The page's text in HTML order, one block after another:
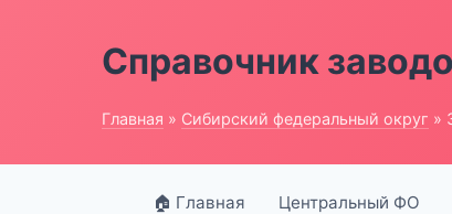
Справочник
Главная » Сибирский федеральный округ »
🏠 Главная Центральный ФО